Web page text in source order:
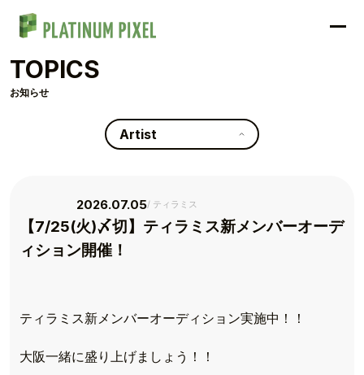
TOPICS
お知らせ
Artist
2026.07.05 ティラミス
【7/25(火)〆切】ティラミス新メンバーオーデ
ィション開催！
ティラミス新メンバーオーディション実施中！！
大阪一緒に盛り上げましょう！！